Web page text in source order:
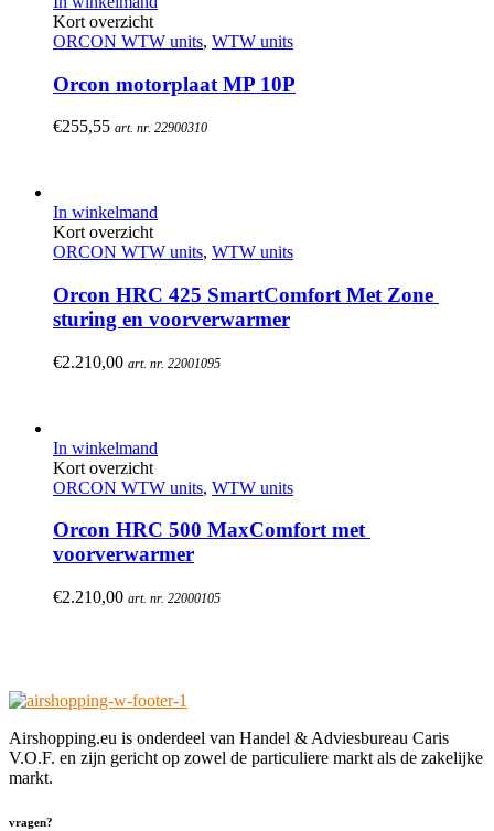
Kort overzicht
ORCON WTW units, WTW units
Orcon motorplaat MP 10P
€255,55 art. nr. 22900310
In winkelmand
Kort overzicht
ORCON WTW units, WTW units
Orcon HRC 425 SmartComfort Met Zone
sturing en voorverwarmer
€2.210,00 art. nr. 22001095
In winkelmand
Kort overzicht
ORCON WTW units, WTW units
Orcon HRC 500 MaxComfort met
voorverwarmer
€2.210,00 art. nr. 22000105
Airshopping.eu is onderdeel van Handel & Adviesbureau Caris
V.O.F. en zijn gericht op zowel de particuliere markt als de zakelijke
markt.
vragen?